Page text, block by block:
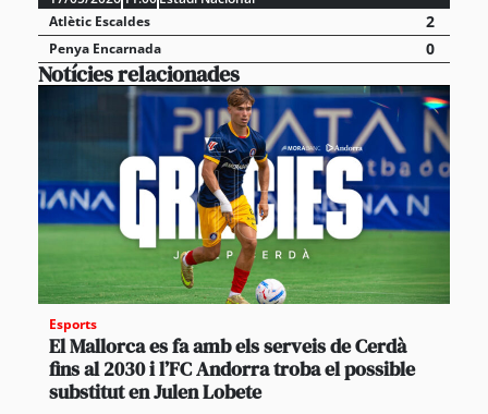
Atlètic Escaldes
2
Penya Encarnada 0
Notícies relacionades
Esports
El Mallorca es fa amb els serveis de Cerdà
fins al 2030 i l’FC Andorra troba el possible
substitut en Julen Lobete